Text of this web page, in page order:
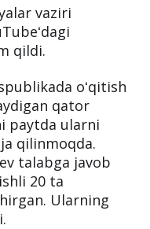
vaziri
qildi.
oʻqitish
qator
paytda ularni
qilinmoqda.
talabga javob
20 ta
Ularning